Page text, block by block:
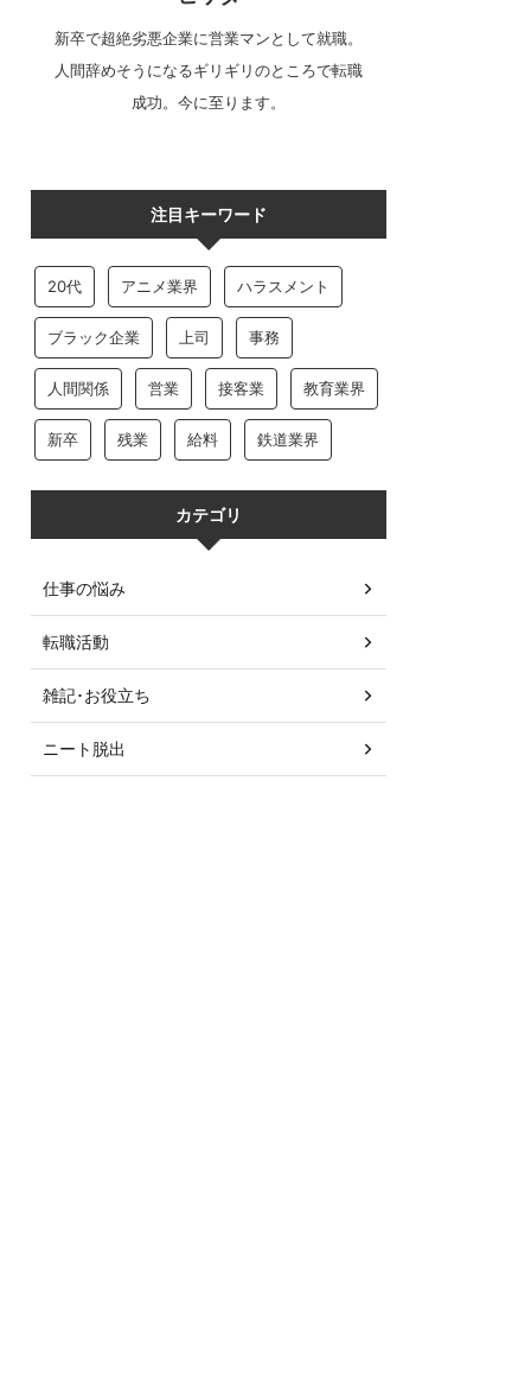
新卒で超絶劣悪企業に営業マンとして就職。
人間辞めそうになるギリギリのところで転職
成功。今に至ります。
注目キーワード
20代 アニメ業界 ハラスメント
ブラック企業 上司 事務
人間関係 営業 接客業 教育業界
新卒 残業 給料 鉄道業界
カテゴリ
仕事の悩み
転職活動
雑記･お役立ち
ニート脱出